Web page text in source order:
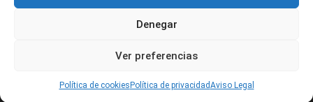
Denegar
Ver preferencias
Política de cookies Política de privacidadAviso Legal